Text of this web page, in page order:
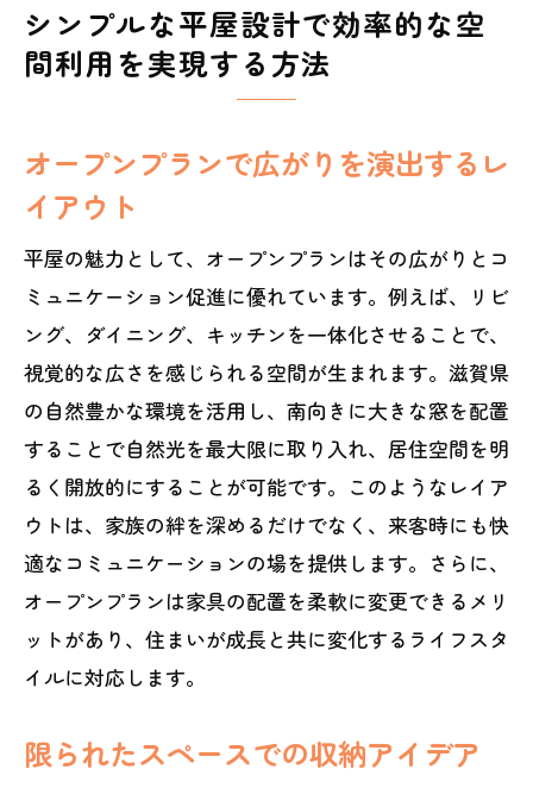
シンプルな平屋設計で効率的な空
間利用を実現する方法
オープンプランで広がりを演出するレ
イアウト
平屋の魅力として、オープンプランはその広がりとコ
ミュニケーション促進に優れています。例えば、リビ
ング、ダイニング、キッチンを一体化させることで、
視覚的な広さを感じられる空間が生まれます。滋賀県
の自然豊かな環境を活用し、南向きに大きな窓を配置
することで自然光を最大限に取り入れ、居住空間を明
るく開放的にすることが可能です。このようなレイア
ウトは、家族の絆を深めるだけでなく、来客時にも快
適なコミュニケーションの場を提供します。さらに、
オープンプランは家具の配置を柔軟に変更できるメリ
ットがあり、住まいが成長と共に変化するライフスタ
イルに対応します。
限られたスペースでの収納アイデア